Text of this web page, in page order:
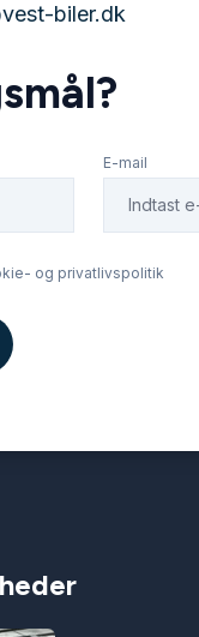
biler.dk
E-mail
og privatlivspolitik